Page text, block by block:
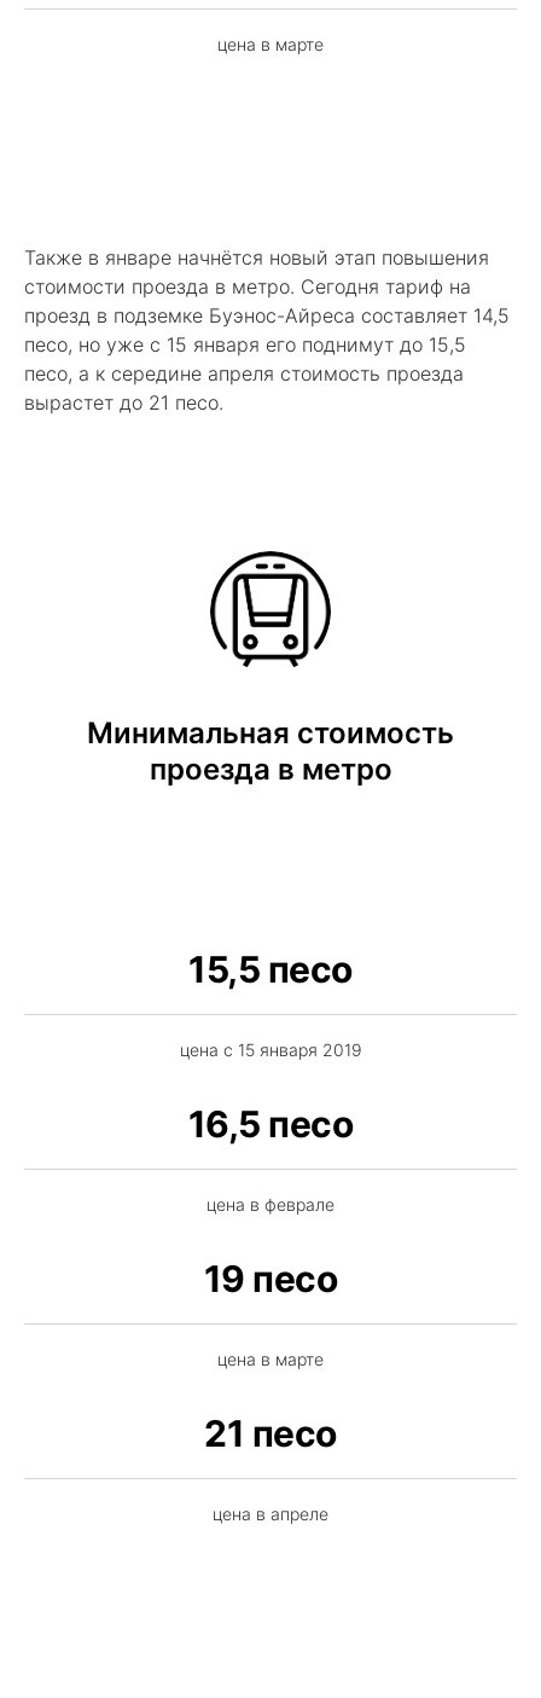
цена в марте
Также в январе начнётся новый этап повышения
стоимости проезда в метро. Сегодня тариф на
проезд в подземке Буэнос-Айреса составляет 14,5
песо, но уже с 15 января его поднимут до 15,5
песо, а к середине апреля стоимость проезда
вырастет до 21 песо.
Минимальная стоимость
проезда в метро
15,5 песо
цена с 15 января 2019
16,5 песо
цена в феврале
19 песо
цена в марте
21 песо
цена в апреле